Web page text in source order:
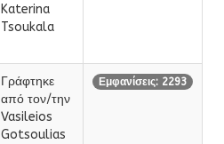
Katerina
Tsoukala
Γράφτηκε
από τον/την
Vasileios
Gotsoulias
Εμφανίσεις: 2293